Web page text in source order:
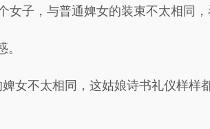
子，与普通婢女的装束不太相同，
女不太相同，这姑娘诗书礼仪样样